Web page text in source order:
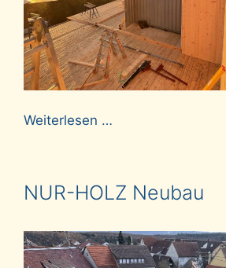
Weiterlesen …
NUR-HOLZ Neubau